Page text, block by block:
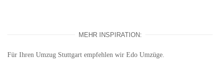
MEHR INSPIRATION:
Für Ihren Umzug Stuttgart empfehlen wir Edo Umzüge.